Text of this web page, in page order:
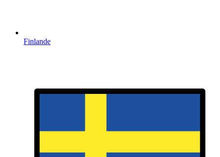
Finlande